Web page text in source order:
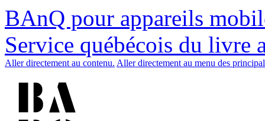
BAnQ pour appareils
Service québécois du livre
Aller directement au contenu. Aller directement au menu des